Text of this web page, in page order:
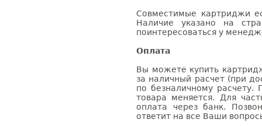
Совместимые картриджи
Наличие указано на
поинтересоваться у
Оплата
Вы можете купить
за наличный расчет (при
по безналичному расчету.
товара меняется. Для
оплата через банк.
ответит на все Ваши